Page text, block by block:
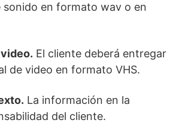
sonido en formato wav o en
El cliente deberá entregar
de video en formato VHS.
La información en la
del cliente.